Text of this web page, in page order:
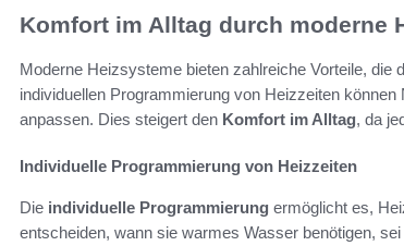
Komfort im Alltag durch moderne
Moderne Heizsysteme bieten zahlreiche Vorteile, die
individuellen Programmierung von Heizzeiten
anpassen. Dies steigert den Komfort im Alltag, da
Individuelle Programmierung von Heizzeiten
Die individuelle Programmierung ermöglicht es,
entscheiden, wann sie warmes Wasser benötigen,